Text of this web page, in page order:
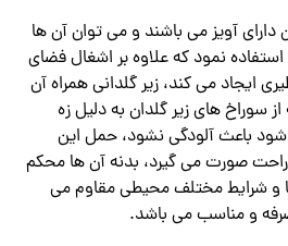
آویز می باشند و می توان آن ها
استفاده نمود که علاوه بر اشغال فضای
ایجاد می کند، زیر گلدانی همراه آن
سوراخ های زیر گلدان به دلیل زه
باعث آلودگی نشود، حمل این
صورت می‌ گیرد، بدنه آن ها محکم
و شرایط مختلف محیطی مقاوم می
و مناسب می باشد.